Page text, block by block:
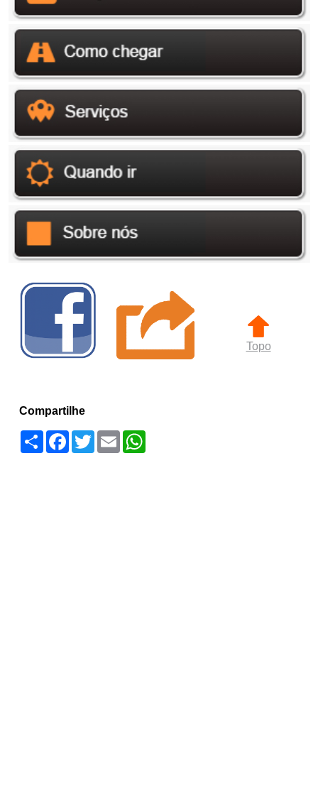
Topo
Compartilhe
Compartilhar
Facebook
TwitterEmailWhatsApp